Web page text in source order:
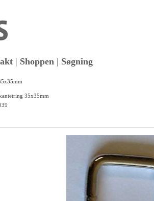
| Shoppen | Søgning
35x35mm